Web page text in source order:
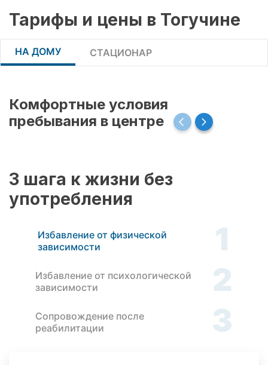
Тарифы и цены в Тогучине
НА ДОМУ СТАЦИОНАР
Комфортные условия
пребывания в центре
3 шага к жизни без
употребления
Избавление от физической
зависимости
1
Избавление от психологической
зависимости
2
Сопровождение после
реабилитации
3